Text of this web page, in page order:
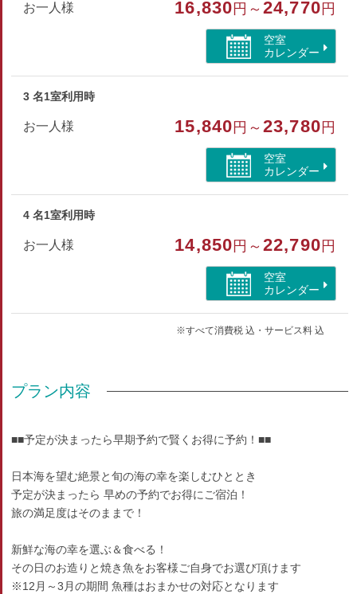
部屋特徴
トイレ/禁煙/インターネットができる部屋/洗浄機付トイ
お一人様 16,830 円～24,770 円
空室
カレンダー
3 名1室利用時
お一人様 15,840 円～23,780 円
空室
カレンダー
4 名1室利用時
お一人様 14,850 円～22,790 円
空室
カレンダー
※すべて消費税 込・サービス料 込
プラン内容
■■予定が決まったら早期予約で賢くお得に予約！■■
日本海を望む絶景と旬の海の幸を楽しむひととき
予定が決まったら 早めの予約でお得にご宿泊！
旅の満足度はそのままで！
新鮮な海の幸を選ぶ＆食べる！
その日のお造りと焼き魚をお客様ご自身でお選び頂けます
※12月～3月の期間 魚種はおまかせの対応となります